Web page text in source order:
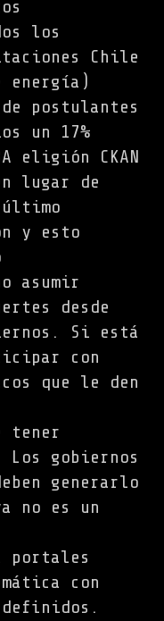
los
Chile
energía)
postulantes
un 17%
eligión CKAN
lugar de
y esto
asumir
desde
Si está
con
que le den
tener
gobiernos
generarlo
no es un
portales
con